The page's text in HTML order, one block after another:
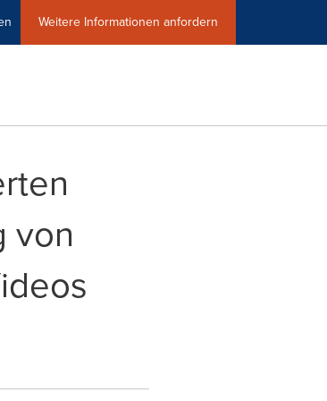
Weitere Informationen anfordern
von